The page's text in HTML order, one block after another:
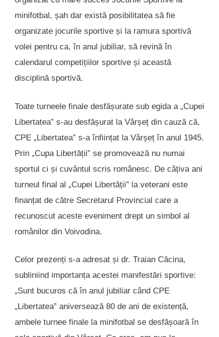
minifotbal, șah dar există posibilitatea să fie
organizate jocurile sportive și la ramura sportivă
volei pentru ca, în anul jubiliar, să revină în
calendarul competițiilor sportive și această
disciplină sportivă.
Toate turneele finale desfășurate sub egida a „Cupei
Libertatea” s-au desfășurat la Vârșeț din cauză că,
CPE „Libertatea” s-a înființat la Vârșeț în anul 1945.
Prin „Cupa Libertății” se promovează nu numai
sportul ci și cuvântul scris românesc. De câțiva ani
turneul final al „Cupei Libertății” la veterani este
finanțat de către Secretarul Provincial care a
recunoscut aceste eveniment drept un simbol al
românilor din Voivodina.
Celor prezenți s-a adresat și dr. Traian Căcina,
subliniind importanța acestei manifestări sportive:
„Sunt bucuros că în anul jubiliar când CPE
„Libertatea” aniversează 80 de ani de existență,
ambele turnee finale la minifotbal se desfășoară în